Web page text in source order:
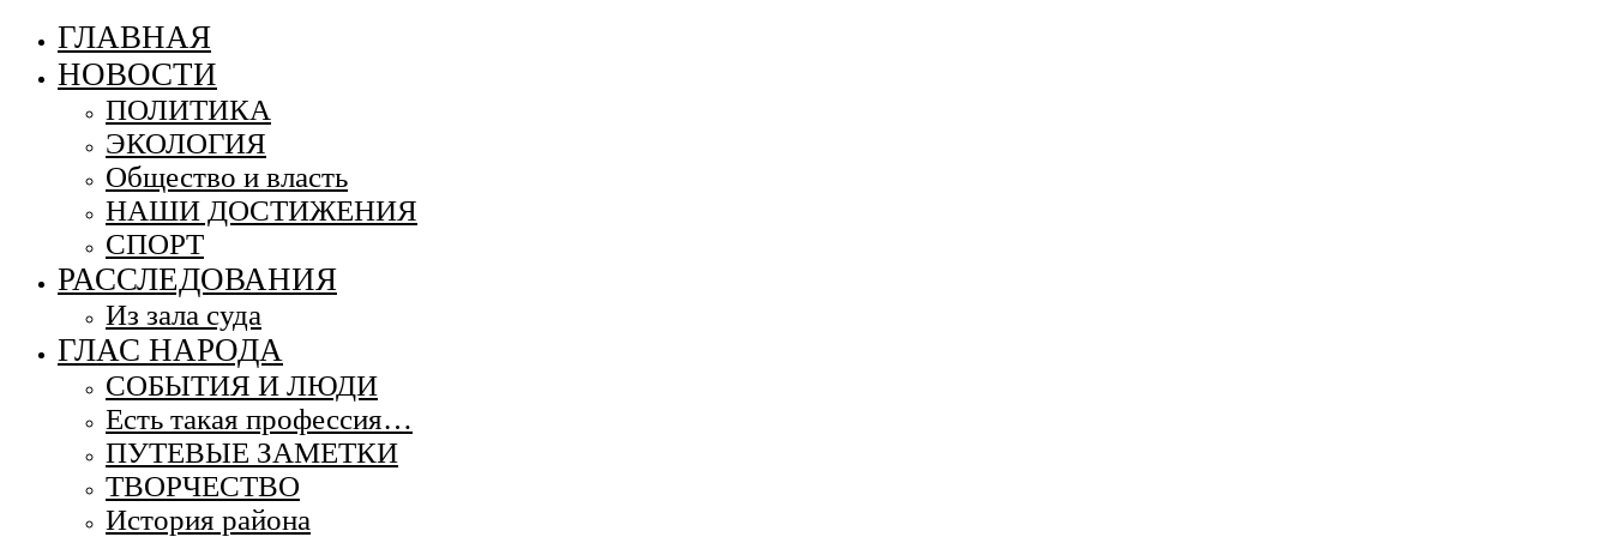
ГЛАВНАЯ
НОВОСТИ
ПОЛИТИКА
ЭКОЛОГИЯ
Общество и власть
НАШИ ДОСТИЖЕНИЯ
СПОРТ
РАССЛЕДОВАНИЯ
Из зала суда
ГЛАС НАРОДА
СОБЫТИЯ И ЛЮДИ
Есть такая профессия…
ПУТЕВЫЕ ЗАМЕТКИ
ТВОРЧЕСТВО
История района